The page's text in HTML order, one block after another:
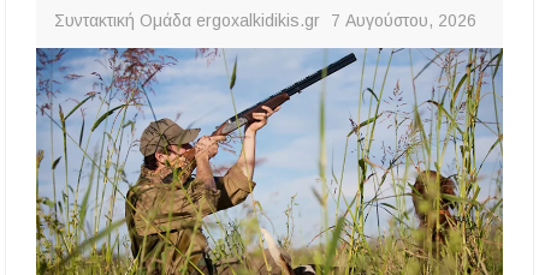
Συντακτική Ομάδα ergoxalkidikis.gr 7 Αυγούστου, 2026